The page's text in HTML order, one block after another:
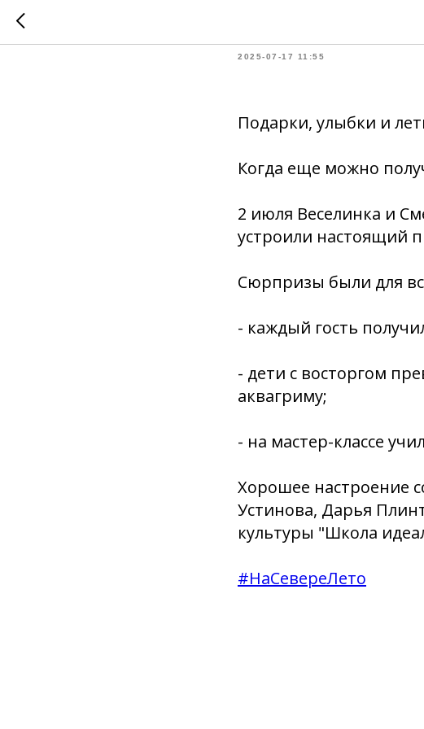
День
2025-07-17 11:55
Подарки, улыбки и
Когда еще можно
2 июля Веселинка и
устроили настоящий
Сюрпризы были для
- каждый гость
- дети с восторгом
аквагриму;
- на мастер-классе
Хорошее настроение
Устинова, Дарья
культуры "Школа
#НаСевереЛето